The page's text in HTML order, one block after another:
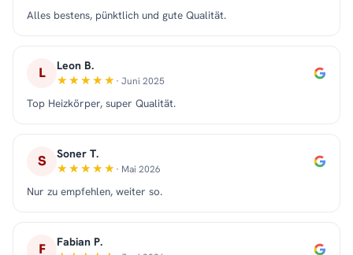
Alles bestens, pünktlich und gute Qualität.
L Leon B.
· Juni 2025
Top Heizkörper, super Qualität.
S Soner T.
· Mai 2026
Nur zu empfehlen, weiter so.
F Fabian P.